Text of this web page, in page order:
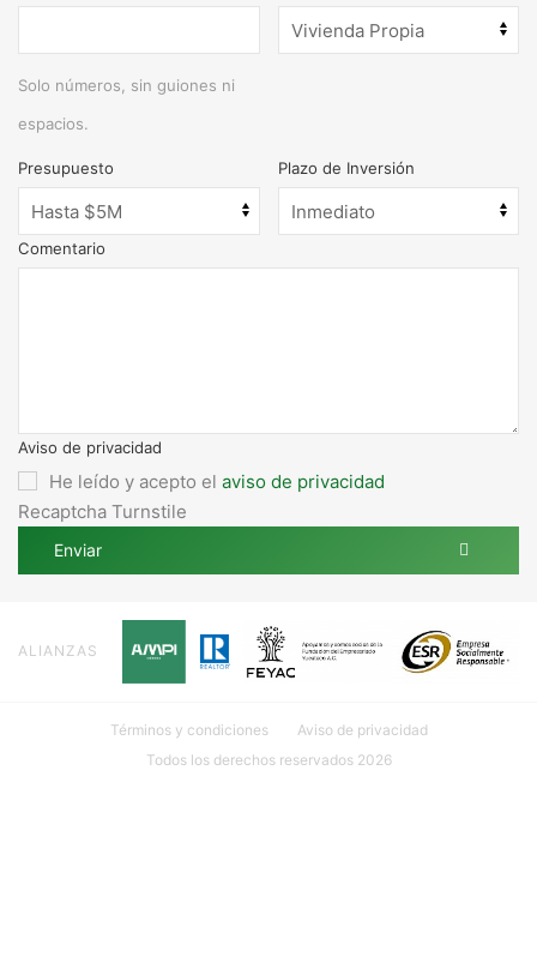
Solo números, sin guiones ni
espacios.
Presupuesto Plazo de Inversión
Comentario
Aviso de privacidad
He leído y acepto el aviso de privacidad
Recaptcha Turnstile
Enviar
ALIANZAS
Términos y condiciones
Aviso de privacidad
Todos los derechos reservados 2026